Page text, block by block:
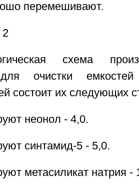
перемешивают.
схема
очистки
состоит их следующих
неонол - 4,0.
синтамид-5 - 5,0.
метасиликат натрия -